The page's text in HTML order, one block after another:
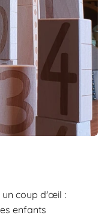
un coup d'œil :
enfants